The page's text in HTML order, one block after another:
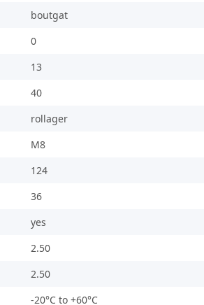
boutgat
0
13
40
rollager
M8
124
36
yes
2.50
2.50
-20°C to +60°C